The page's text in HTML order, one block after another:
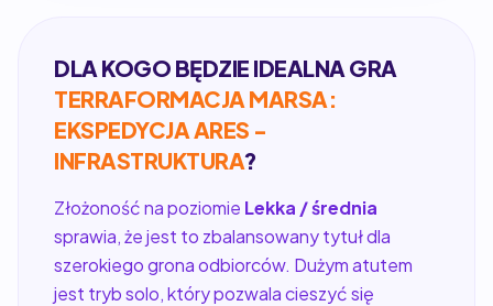
DLA KOGO BĘDZIE IDEALNA GRA
TERRAFORMACJA MARSA:
EKSPEDYCJA ARES -
INFRASTRUKTURA?
Złożoność na poziomie Lekka / średnia
sprawia, że jest to zbalansowany tytuł dla
szerokiego grona odbiorców. Dużym atutem
jest tryb solo, który pozwala cieszyć się